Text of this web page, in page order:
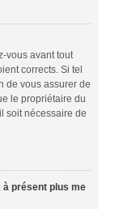
vous avant tout
corrects. Si tel
de vous assurer de
le propriétaire du
soit nécessaire de
à présent plus me